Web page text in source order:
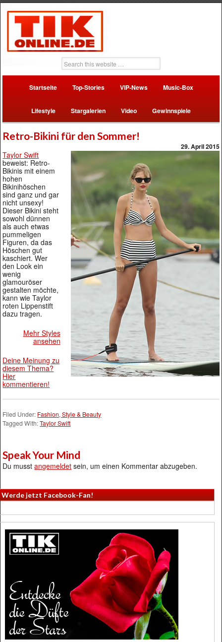
Startseite Top-Stories VIP-News Music-Box
Lifestyle Stargalerien Video Gewinnspiele
Retro-Bikini für den Sommer!
29. April 2015
Taylor Swift
beweist: Retro-
Bikinis mit einem
hohen
Bikinihöschen
sind ganz und gar
nicht unsexy!
Dieser Bikini steht
sowohl dünnen
als auch etwas
pummeligen
Figuren, da das
Höschen gut
kaschiert. Wer
den Look ein
wenig
glamouröser
gestalten möchte,
kann wie Taylor
roten Lippenstift
dazu tragen.
Mehr Styles
ansehen
Deine Meinung zu
diesem Thema?
Hier
kommentieren!
Filed Under: Fashion, Style & Beauty
Tagged With:Taylor Swift
Speak Your Mind
Du musstangemeldet sein, um einen Kommentar abzugeben.
Werde jetzt Facebook-Fan!